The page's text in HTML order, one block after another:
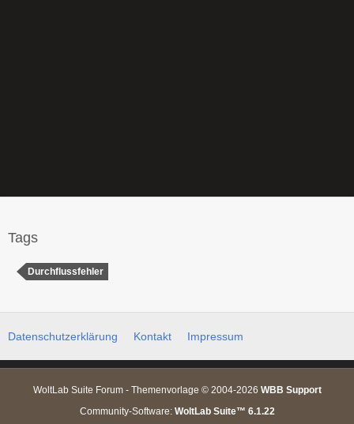
Tags
Durchflussfehler
Datenschutzerklärung Kontakt Impressum
WoltLab Suite Forum - Themenvorlage © 2004-2026 WBB Support
Community-Software: WoltLab Suite™ 6.1.22